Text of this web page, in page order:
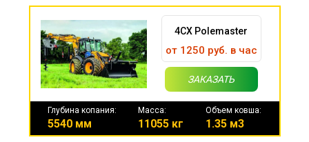
4CX Polemaster
от 1250 руб. в час
ЗАКАЗАТЬ
Глубина копания:
5540 мм
Масса:
11055 кг
Объем ковша:
1.35 м3